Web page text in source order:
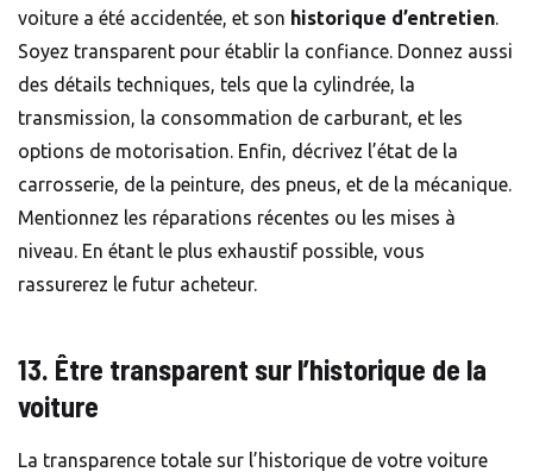
voiture a été accidentée, et son historique d’entretien.
Soyez transparent pour établir la confiance. Donnez aussi
des détails techniques, tels que la cylindrée, la
transmission, la consommation de carburant, et les
options de motorisation. Enfin, décrivez l’état de la
carrosserie, de la peinture, des pneus, et de la mécanique.
Mentionnez les réparations récentes ou les mises à
niveau. En étant le plus exhaustif possible, vous
rassurerez le futur acheteur.
13. Être transparent sur l’historique de la
voiture
La transparence totale sur l’historique de votre voiture